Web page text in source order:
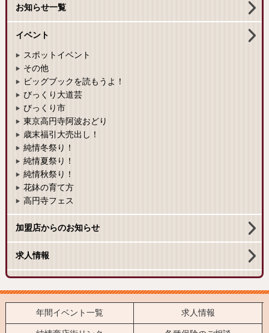
お知らせ一覧
イベント
スポットイベント
その他
ビッグブックを読もうよ！
びっくり大道芸
びっくり市
東京高円寺阿波おどり
歳末福引大売出し！
純情冬祭り！
純情夏祭り！
純情秋祭り！
花鉢の育て方
高円寺フェス
加盟店からのお知らせ
求人情報
年間イベント一覧 求人情報